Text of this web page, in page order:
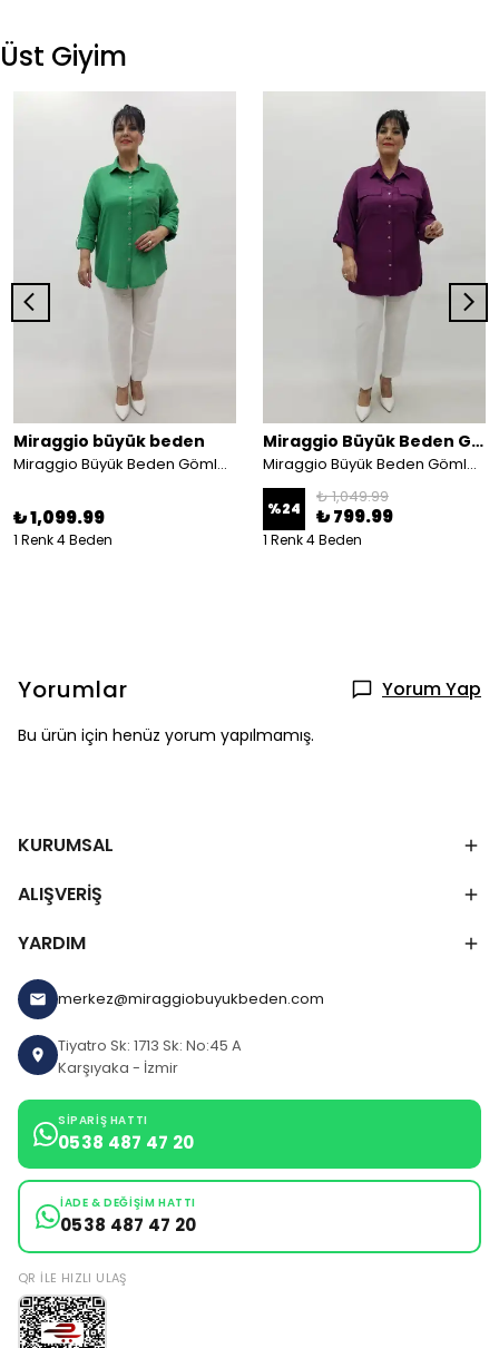
Üst Giyim
Miraggio büyük beden
Miraggio Büyük Beden Gömlek 99634 YEŞİL
₺ 1,099.99
1 Renk 4 Beden
Miraggio Büyük Beden Gömlek
Miraggio Büyük Beden Gömlek 99443 MOR
%24
₺ 1,049.99
₺ 799.99
1 Renk 4 Beden
Yorumlar Yorum Yap
Bu ürün için henüz yorum yapılmamış.
KURUMSAL
ALIŞVERİŞ
YARDIM
merkez@miraggiobuyukbeden.com
Tiyatro Sk: 1713 Sk: No:45 A
Karşıyaka - İzmir
SIPARIŞ HATTI
0538 487 47 20
İADE & DEĞIŞIM HATTI
0538 487 47 20
QR ILE HIZLI ULAŞ